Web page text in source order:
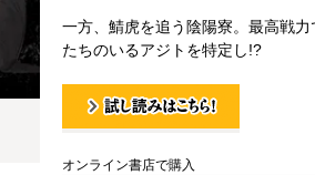
一方、鯖虎を追う陰陽寮。最高戦
たちのいるアジトを特定し!?
オンライン書店で購入